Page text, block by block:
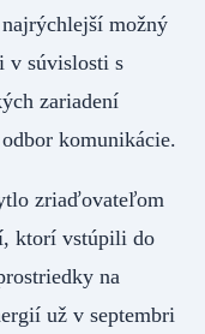
možný
v súvislosti s
zariadení
komunikácie.
zriaďovateľom
ktorí vstúpili do
na
už v septembri